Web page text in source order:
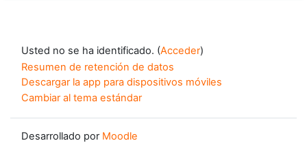
Usted no se ha identificado. (Acceder)
Resumen de retención de datos
Descargar la app para dispositivos móviles
Cambiar al tema estándar
Desarrollado por Moodle